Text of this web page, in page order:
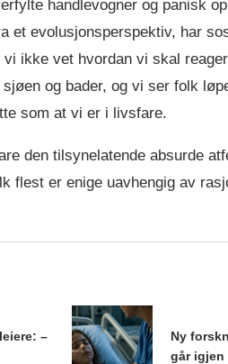
handlevogner og panisk
et evolusjonsperspektiv, har
ikke vet hvordan vi skal
og bader, og vi ser folk
som at vi er i livsfare.
den tilsynelatende absurde
flest er enige uavhengig av
–
Ny
går